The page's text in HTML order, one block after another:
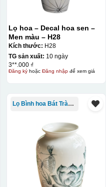
Lọ hoa – Decal hoa sen –
Men màu – H28
Kích thước: H28
TG sản xuất: 10 ngày
3**.000 ₫
Đăng kýhoặc Đăng nhậpđể xem giá
Lọ Bình hoa Bát Tràng in logo